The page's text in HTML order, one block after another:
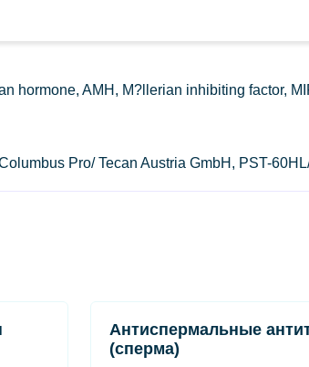
AMH, M?llerian inhibiting factor,
Pro/ Tecan Austria GmbH, PST-
Антиспермальные
(сперма)